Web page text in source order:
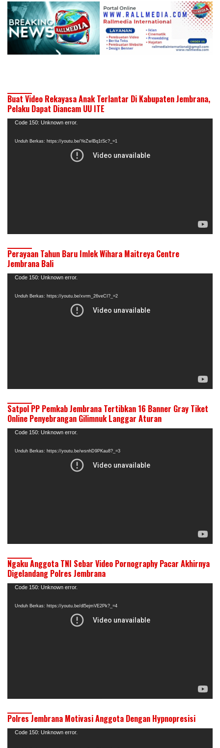
Buat Video Rekayasa Anak Terlantar Di Kabupaten Jembrana,
Pelaku Dapat Diancam UU ITE
Pemutar
Code 150: Unknown error.
Unduh Berkas: https://youtu.be/YeZwlBq1tSc?_=1
Perayaan Tahun Baru Imlek Wihara Maitreya Centre
Jembrana Bali
Pemutar
Code 150: Unknown error.
Unduh Berkas: https://youtu.be/xvrm_26veCI?_=2
Satpol PP Pemkab Jembrana Tertibkan 16 Banner Gray Tiket
Online Penyebrangan Gilimnuk Langgar Aturan
Pemutar
Code 150: Unknown error.
Unduh Berkas: https://youtu.be/wsnhD9PKau8?_=3
Ngaku Anggota TNI Sebar Video Pornography Pacar Akhirnya
Digelandang Polres Jembrana
Pemutar
Code 150: Unknown error.
Unduh Berkas: https://youtu.be/dl5ejmVE2Pk?_=4
Polres Jembrana Motivasi Anggota Dengan Hypnopresisi
Pemutar
Code 150: Unknown error.